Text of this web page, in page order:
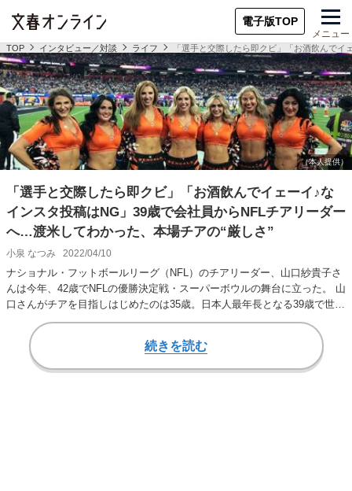
電子版TOP
メニュー
TOP インタビュー／対談 ライフ 「選手と交際したら即クビ」「お酒飲んで
「選手と交際したら即クビ」「お酒飲んでイェーイ♪な
インスタ投稿はNG」39歳で会社員からNFLチアリーダー
へ…渡米してわかった、本場チアの“厳しさ”
小泉 なつみ 2022/04/10
ナショナル・フットボールリーグ（NFL）のチアリーダー、山口紗貴子さ
んは今年、42歳でNFLの優勝決定戦・スーパーボウルの舞台に立った。 山
口さんがチアを目指しはじめたのは35歳。日本人最年長となる39歳で世界
続きを読む